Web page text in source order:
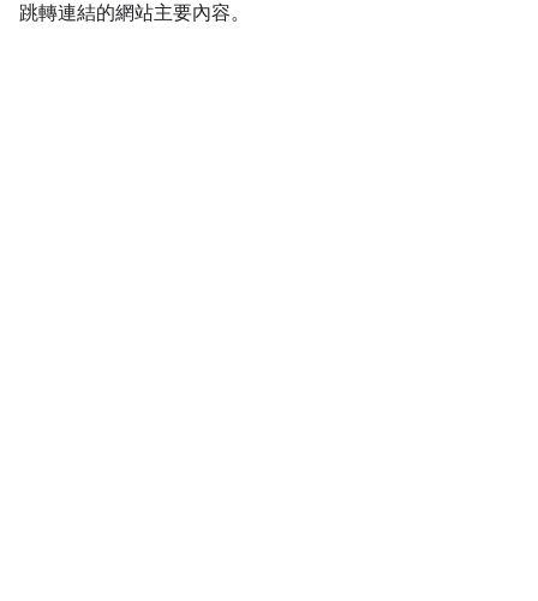
跳轉連結的網站主要內容。